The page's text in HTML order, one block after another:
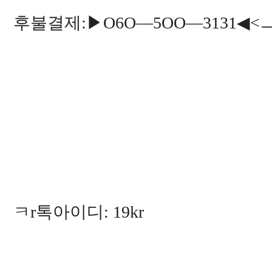
후불결제:▶O6O―5OO―3131◀<
ㅋr톡아이디: 19kr